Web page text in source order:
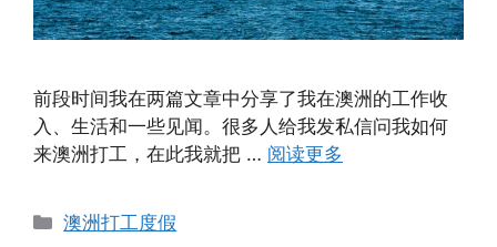
前段时间我在两篇文章中分享了我在澳洲的工作收
入、生活和一些见闻。很多人给我发私信问我如何
来澳洲打工，在此我就把 … 阅读更多
分
澳洲打工度假